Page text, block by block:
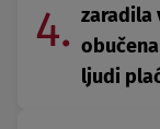
4. zaradila
ljudi